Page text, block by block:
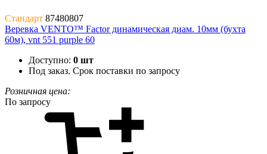
Стандарт 87480807
Веревка VENTO™ Factor динамическая диам. 10мм (бухта
60м), vnt 551 purple 60
Доступно: 0 шт
Под заказ. Срок поставки по запросу
Розничная цена:
По запросу